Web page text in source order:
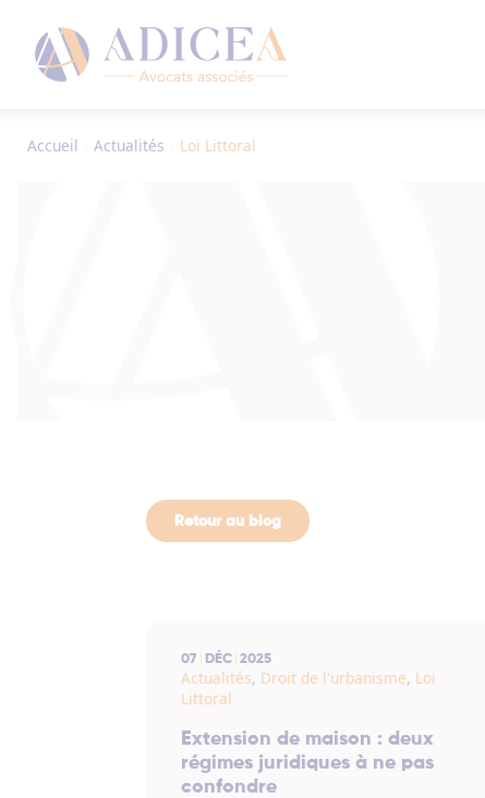
Accueil Actualités Loi Littoral
Retour au blog
07 DÉC 2025
Actualités, Droit de l'urbanisme, Loi
Littoral
Extension de maison : deux
régimes juridiques à ne pas
confondre